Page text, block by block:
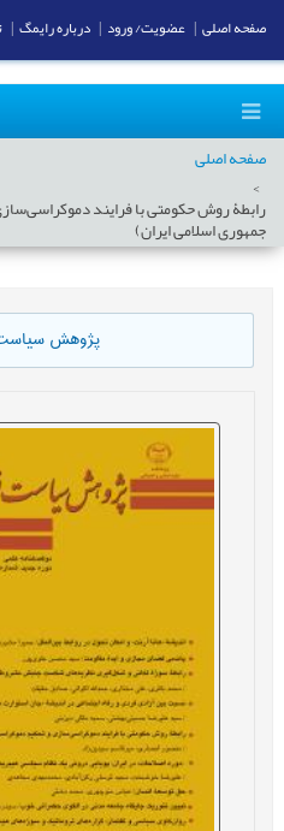
صفحه اصلی
رابطۀ روش حکومتی با فرایند
جمهوری اسلامی ایران)
پژوهش
صفحه اصلی عضویت/ ورود درباره رایمگ